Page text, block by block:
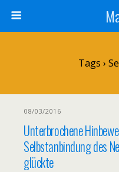
Tags ›
08/03/2016
Unterbrochene
Selbstanbindung des
glückte